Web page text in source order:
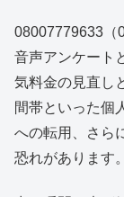
08007779633（
音声アンケート
気料金の見直し
間帯といった個
への転用、さら
恐れがあります。